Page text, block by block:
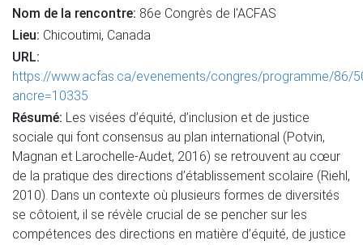
Nom de la rencontre: 86e Congrès de l'ACFAS
Lieu: Chicoutimi, Canada
URL:
https://www.acfas.ca/evenements/congres/programme/86/
ancre=10335
Résumé: Les visées d’équité, d’inclusion et de justice
sociale qui font consensus au plan international (Potvin,
Magnan et Larochelle-Audet, 2016) se retrouvent au cœur
de la pratique des directions d’établissement scolaire (Riehl,
2010). Dans un contexte où plusieurs formes de diversités
se côtoient, il se révèle crucial de se pencher sur les
compétences des directions en matière d’équité, de justice